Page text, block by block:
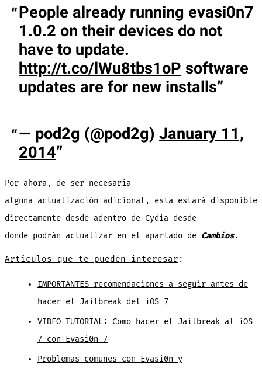
People already running evasi0n7
1.0.2 on their devices do not
have to update.
http://t.co/lWu8tbs1oP software
updates are for new installs
— pod2g (@pod2g) January 11,
2014
Por ahora, de ser necesaria
alguna actualización adicional, esta estará disponible
directamente desde adentro de Cydia desde
donde podrán actualizar en el apartado de Cambios.
Artículos que te pueden interesar :
IMPORTANTES recomendaciones a seguir antes de
hacer el Jailbreak del iOS 7
VIDEO TUTORIAL: Como hacer el Jailbreak al iOS
7 con Evasi0n 7
Problemas comunes con Evasi0n y